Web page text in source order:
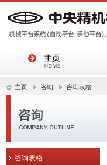
主页 咨询 咨询表格
咨询表格